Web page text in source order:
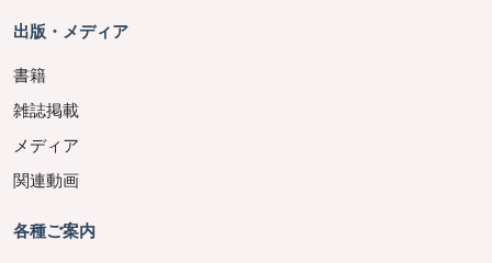
出版・メディア
書籍
雑誌掲載
メディア
関連動画
各種ご案内